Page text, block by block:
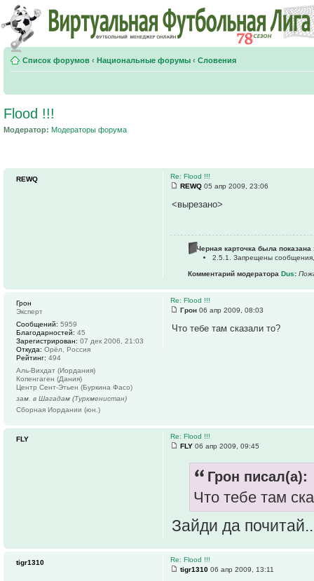
Список форумов ‹ Национальные форумы ‹ Словения
Flood !!!
Модератор: Модераторы форума
Re: Flood !!!
REWQ 05 апр 2009, 23:06
<вырезано>
Черная карточка была показана
2.5.1. Запрещены
Комментарий модератора Dus:
REWQ
Re: Flood !!!
Грон 06 апр 2009, 08:03
Что тебе там сказали то?
Грон
Эксперт
Сообщений: 5959
Благодарностей: 45
Зарегистрирован: 07 дек 2006, 21:03
Откуда: Орёл, Россия
Рейтинг: 494
Аль-Вихдат (Иордания)
Копенгаген (Дания)
Центр Сент-Этьен (Буркина Фасо)
зам. в Шагадам (Туркменистан)
Сборная Иордании (юн.)
Re: Flood !!!
FLY 06 апр 2009, 09:45
Грон писал(а):
Что тебе там
Зайди да
FLY
Re: Flood !!!
tigr1310 06 апр 2009, 13:11
tigr1310